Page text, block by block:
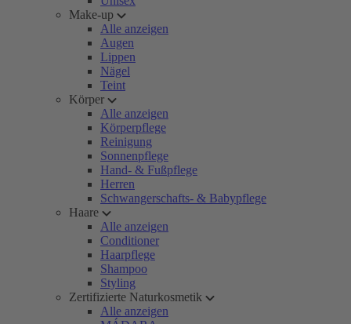
Make-up
Alle anzeigen
Augen
Lippen
Nägel
Teint
Körper
Alle anzeigen
Körperpflege
Reinigung
Sonnenpflege
Hand- & Fußpflege
Herren
Schwangerschafts- & Babypflege
Haare
Alle anzeigen
Conditioner
Haarpflege
Shampoo
Styling
Zertifizierte Naturkosmetik
Alle anzeigen